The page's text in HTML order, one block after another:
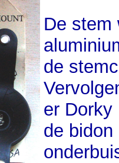
De stem
de
er Dorky
de